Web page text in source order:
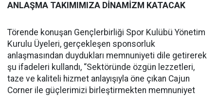
ANLAŞMA TAKIMIMIZA DİNAMİZM KATACAK
Törende konuşan Gençlerbirliği Spor Kulübü Yönetim
Kurulu Üyeleri, gerçekleşen sponsorluk
anlaşmasından duydukları memnuniyeti dile getirerek
şu ifadeleri kullandı, “Sektöründe özgün lezzetleri,
taze ve kaliteli hizmet anlayışıyla öne çıkan Cajun
Corner ile güçlerimizi birleştirmekten memnuniyet